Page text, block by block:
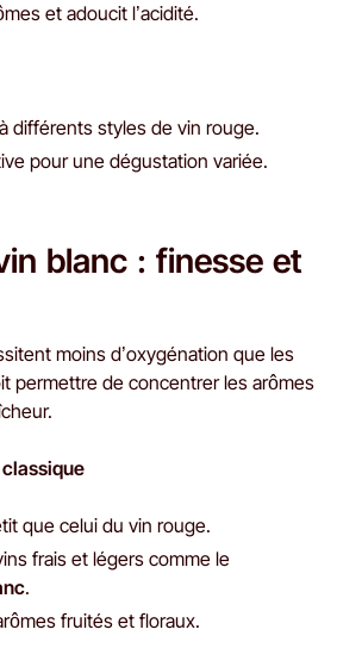
et adoucit l’acidité.
différents styles de vin rouge.
pour une dégustation variée.
blanc : finesse et
moins d’oxygénation que les
permettre de concentrer les arômes
que celui du vin rouge.
frais et légers comme le
.
fruités et floraux.